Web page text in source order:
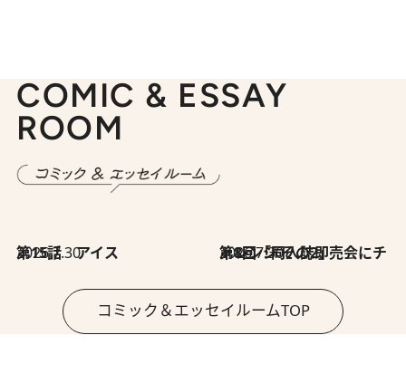
COMIC & ESSAY
ROOM
2026.7.30
第15話 アイス 2026.7.30
第8回「同人誌即売会にチャレンジ その2」
コミック＆エッセイルームTOP